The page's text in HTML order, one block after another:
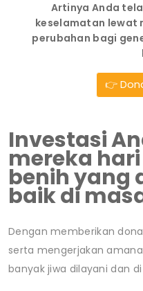
Artinya Anda
keselamatan lewat
perubahan bagi
👉
Investasi
mereka
benih yang
baik di
Dengan memberikan
serta mengerjakan
banyak jiwa dilayani dan